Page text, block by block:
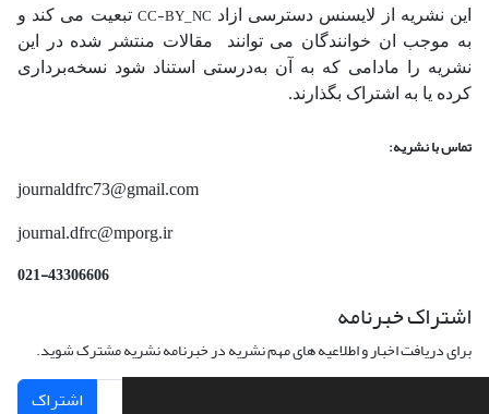
این نشریه از لایسنس دسترسی ازاد CC-BY_NC تبعیت می کند و
به موجب ان خوانندگان می توانند مقالات منتشر شده در این
نشریه را مادامی که به آن‌ به‌درستی استناد شود نسخه‌برداری
کرده یا به اشتراک بگذارند.
تماس با نشریه:
journaldfrc73@gmail.com
journal.dfrc@mporg.ir
021-43306606
اشتراک خبرنامه
برای دریافت اخبار و اطلاعیه های مهم نشریه در خبرنامه نشریه مشترک شوید.
اشتراک